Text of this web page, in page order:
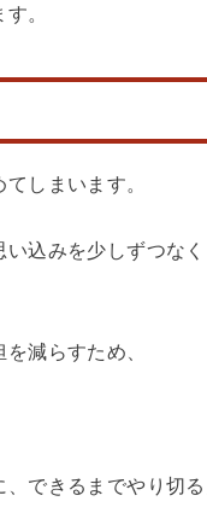
。
しまいます。
込みを少しずつな
減らすため、
できるまでやり切